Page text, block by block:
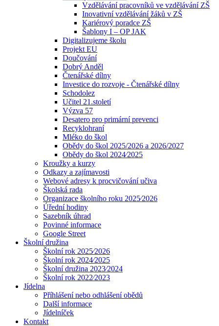
Vzdělávání pracovníků ve vzdělávání ZŠ
Inovativní vzdělávání žáků v ZŠ
Kariérový poradce ZŠ
Šablony I – OP JAK
Digitalizujeme školu
Projekt EU
Doučování
Dobrý Anděl
Čtenářské dílny
Investice do rozvoje - Čtenářské dílny
Schodolez
Učitel 21.století
Výzva 57
Desatero pro primární prevenci
Recyklohraní
Mléko do škol
Obědy do škol 2025/2026 a 2026/2027
Obědy do škol 2024⁄2025
Kroužky a kurzy
Odkazy a zajímavosti
Webové adresy k procvičování učiva
Školská rada
Organizace školního roku 2025⁄2026
Úřední hodiny
Sazebník úhrad
Povinné informace
Google Street
Školní družina
Školní rok 2025⁄2026
Školní rok 2024⁄2025
Školní družina 2023⁄2024
Školní rok 2022⁄2023
Jídelna
Příhlášení nebo odhlášení obědů
Další informace
Jídelníček
Kontakt